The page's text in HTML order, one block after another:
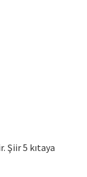
Şiir 5 kıtaya